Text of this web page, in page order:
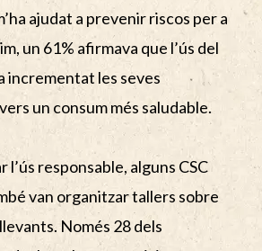
ajudat a prevenir riscos per a
un 61% afirmava que l’ús del
incrementat les seves
un consum més saludable.
l’ús responsable, alguns CSC
van organitzar tallers sobre
Només 28 dels